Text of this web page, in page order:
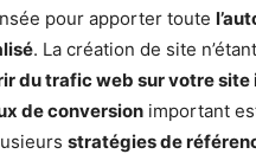
pour apporter toute
. La création de site
du trafic web sur votre
de conversion important
stratégies de